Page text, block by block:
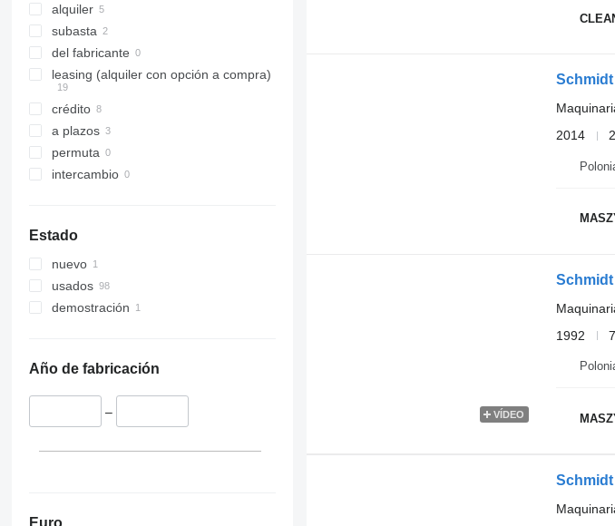
alquiler
subasta
del fabricante
leasing (alquiler con opción a compra)
crédito
a plazos
permuta
intercambio
Estado
nuevo
usados
demostración
Año de fabricación
–
Euro
Schmidt
2014
VÍDEO
Schmidt
1992
Schmidt